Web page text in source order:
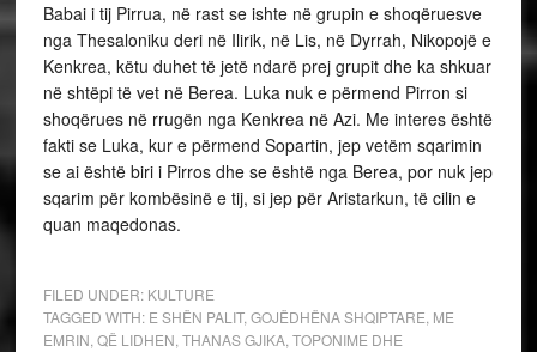
Babai i tij Pirrua, në rast se ishte në grupin e shoqëruesve
nga Thesaloniku deri në Ilirik, në Lis, në Dyrrah, Nikopojë e
Kenkrea, këtu duhet të jetë ndarë prej grupit dhe ka shkuar
në shtëpi të vet në Berea. Luka nuk e përmend Pirron si
shoqërues në rrugën nga Kenkrea në Azi. Me interes është
fakti se Luka, kur e përmend Sopartin, jep vetëm sqarimin
se ai është biri i Pirros dhe se është nga Berea, por nuk jep
sqarim për kombësinë e tij, si jep për Aristarkun, të cilin e
quan maqedonas.
FILED UNDER: KULTURE
TAGGED WITH: E SHËN PALIT, GOJËDHËNA SHQIPTARE ME
EMRIN QË LIDHEN THANAS GJIKA, TOPONIME DHE